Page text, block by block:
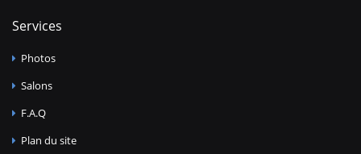
Services
Photos
Salons
F.A.Q
Plan du site